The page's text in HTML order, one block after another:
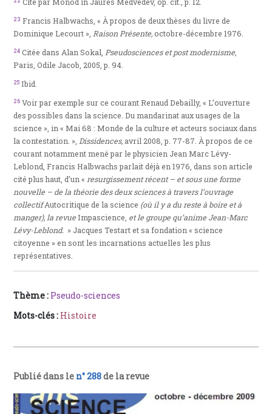
Cité par Monod in Jaurès Medvedev, op. cit., p. 12.
23 Francis Halbwachs, « À propos de deux thèses du livre de
Dominique Lecourt »,Raison Présente,octobre-décembre 1976.
24 Citée dans Alan Sokal,Pseudosciences et post modernisme,
Paris, Odile Jacob, 2005, p. 94.
25 Ibid.
26 Voir par exemple sur ce courant Renaud Debailly, « L’ouverture
des possibles dans la science. Du mandarinat aux usages de la
science », in « Mai 68 : Monde de la culture et acteurs sociaux dans
la contestation. »,Dissidences, avril 2008, p. 77-87. À propos de ce
courant notamment mené par le physicien Jean Marc Lévy-
Leblond, Francis Halbwachs parlait déjà en 1976, dans son article
cité plus haut, d’un «resurgissement récent – et sous une forme
nouvelle – de la théorie des deux sciences à travers l’ouvrage
collectifAutocritique de la science (où il y a du reste à boire et à
manger), la revueImpascience, et le groupe qu’anime Jean-Marc
Lévy-Leblond. » Jacques Testart et sa fondation « science
citoyenne » en sont les incarnations actuelles les plus
représentatives.
Thème : Pseudo-sciences
Mots-clés : Histoire
Publié dans le n° 288de la revue